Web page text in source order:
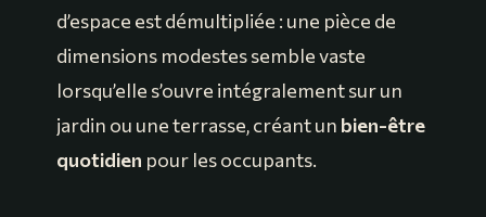
d’espace est démultipliée : une pièce de
dimensions modestes semble vaste
lorsqu’elle s’ouvre intégralement sur un
jardin ou une terrasse, créant un bien-être
quotidien pour les occupants.